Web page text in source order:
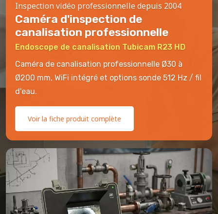
Inspection vidéo professionnelle depuis 2004
Caméra d'inspection de
canalisation professionnelle
Endoscope de canalisation Tubicam R23 HD
Caméra de canalisation professionnelle Ø30 à
Ø200 mm, WiFi intégré et options sonde 512 Hz / fil
d'eau.
Voir la fiche produit complète